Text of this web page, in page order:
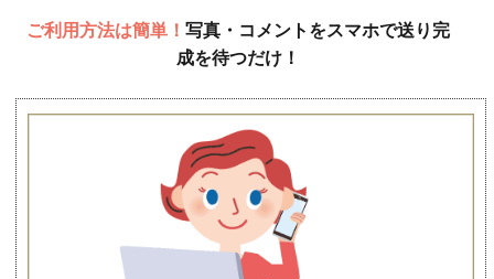
ご利用方法は簡単！ 写真・コメントをスマホで送り完
成を待つだけ！